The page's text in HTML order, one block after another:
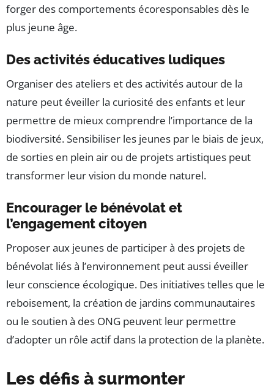
forger des comportements écoresponsables dès le
plus jeune âge.
Des activités éducatives ludiques
Organiser des ateliers et des activités autour de la
nature peut éveiller la curiosité des enfants et leur
permettre de mieux comprendre l’importance de la
biodiversité. Sensibiliser les jeunes par le biais de jeux,
de sorties en plein air ou de projets artistiques peut
transformer leur vision du monde naturel.
Encourager le bénévolat et
l’engagement citoyen
Proposer aux jeunes de participer à des projets de
bénévolat liés à l’environnement peut aussi éveiller
leur conscience écologique. Des initiatives telles que le
reboisement, la création de jardins communautaires
ou le soutien à des ONG peuvent leur permettre
d’adopter un rôle actif dans la protection de la planète.
Les défis à surmonter